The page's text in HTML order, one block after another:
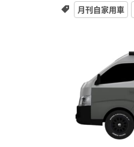
月刊自家用車